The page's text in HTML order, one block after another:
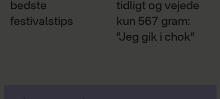
bedste
festivalstips
tidligt og vejede
kun 567 gram:
”Jeg gik i chok”